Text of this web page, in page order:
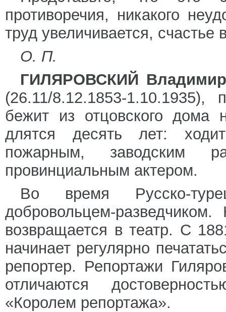
противоречия, никакого
труд увеличивается, счастье
О. П.
ГИЛЯРОВСКИЙ
(26.11/8.12.1853-
бежит из отцовского дома
длятся десять лет:
пожарным, заводским
провинциальным актером.
Во время Русско-
добровольцем-
возвращается в театр. С
начинает регулярно
репортер. Репортажи
отличаются
«Королем репортажа».